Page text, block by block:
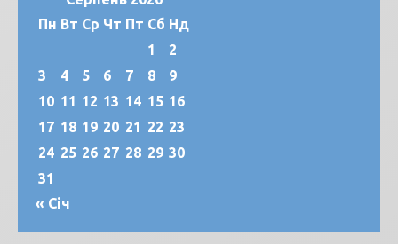
Пн Вт Ср Чт Пт Сб Нд
1
2
3
4 5 6 7 8
9
10 11 12 13 14 15 16
17 18 19 20 21 22 23
24 25 26 27 28 29 30
31
« Січ